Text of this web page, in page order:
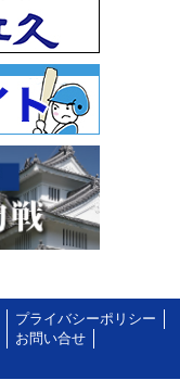
プライバシーポリシー
お問い合せ